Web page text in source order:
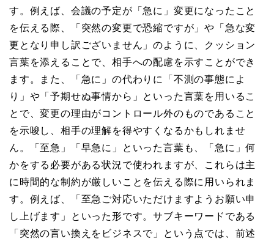
す。例えば、会議の予定が「急に」変更になったこと
を伝える際、「突然の変更で恐縮ですが」や「急な変
更となり申し訳ございません」のように、クッション
言葉を添えることで、相手への配慮を示すことができ
ます。また、「急に」の代わりに「不測の事態によ
り」や「予期せぬ事情から」といった言葉を用いるこ
とで、変更の理由がコントロール外のものであること
を示唆し、相手の理解を得やすくなるかもしれませ
ん。「至急」「早急に」といった言葉も、「急に」何
かをする必要がある状況で使われますが、これらは主
に時間的な制約が厳しいことを伝える際に用いられま
す。例えば、「至急ご対応いただけますようお願い申
し上げます」といった形です。サブキーワードである
「突然の言い換えをビジネスで」という点では、前述